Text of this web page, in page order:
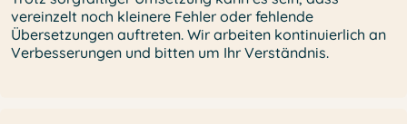
vereinzelt noch kleinere Fehler oder fehlende
Übersetzungen auftreten. Wir arbeiten kontinuierlich an
Verbesserungen und bitten um Ihr Verständnis.